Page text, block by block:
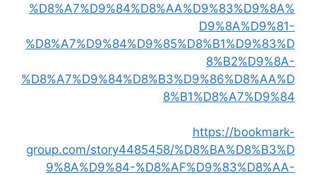
%D8%A7%D9%84%D8%AA%D9%83%D9%8A%
D9%8A%D9%81-
%D8%A7%D9%84%D9%85%D8%B1%D9%83%D
8%B2%D9%8A-
%D8%A7%D9%84%D8%B3%D9%86%D8%AA%D
8%B1%D8%A7%D9%84
https://bookmark-
group.com/story4485458/%D8%BA%D8%B3%D
9%8A%D9%84-%D8%AF%D9%83%D8%AA-